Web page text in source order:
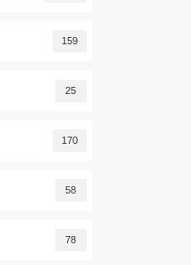
159
25
170
58
78